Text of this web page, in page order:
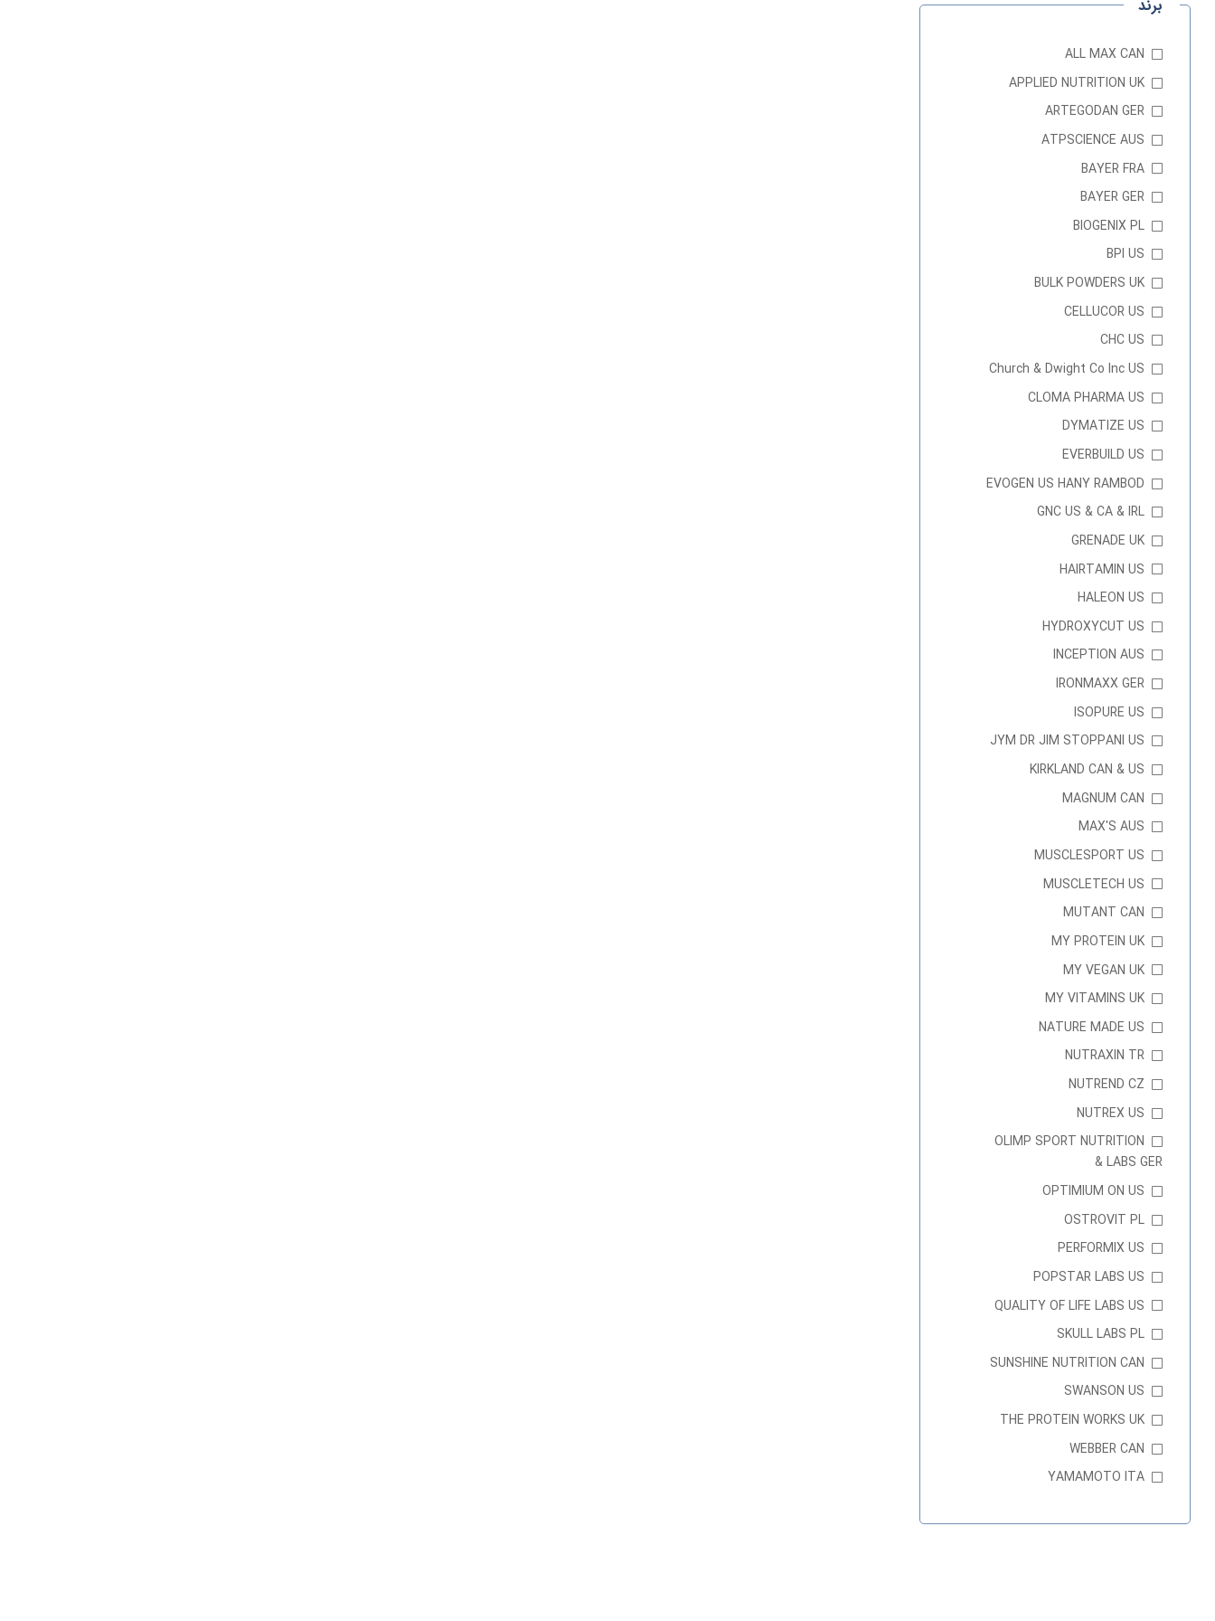
برند
ALL MAX CAN
APPLIED NUTRITION UK
ARTEGODAN GER
ATPSCIENCE AUS
BAYER FRA
BAYER GER
BIOGENIX PL
BPI US
BULK POWDERS UK
CELLUCOR US
CHC US
Church & Dwight Co Inc US
CLOMA PHARMA US
DYMATIZE US
EVERBUILD US
EVOGEN US HANY RAMBOD
GNC US & CA & IRL
GRENADE UK
HAIRTAMIN US
HALEON US
HYDROXYCUT US
INCEPTION AUS
IRONMAXX GER
ISOPURE US
JYM DR JIM STOPPANI US
KIRKLAND CAN & US
MAGNUM CAN
MAX'S AUS
MUSCLESPORT US
MUSCLETECH US
MUTANT CAN
MY PROTEIN UK
MY VEGAN UK
MY VITAMINS UK
NATURE MADE US
NUTRAXIN TR
NUTREND CZ
NUTREX US
OLIMP SPORT NUTRITION
& LABS GER
OPTIMIUM ON US
OSTROVIT PL
PERFORMIX US
POPSTAR LABS US
QUALITY OF LIFE LABS US
SKULL LABS PL
SUNSHINE NUTRITION CAN
SWANSON US
THE PROTEIN WORKS UK
WEBBER CAN
YAMAMOTO ITA